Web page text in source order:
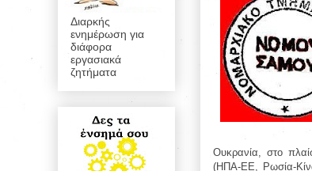
Ουκρανία, στο
(ΗΠΑ-ΕΕ, Ρωσία-
Διαρκής
ενημέρωση για
διάφορα
εργασιακά
ζητήματα